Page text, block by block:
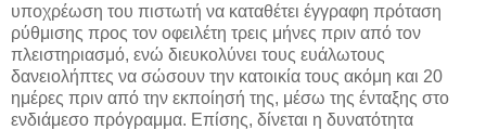
υποχρέωση του πιστωτή να καταθέτει έγγραφη πρόταση
ρύθμισης προς τον οφειλέτη τρεις μήνες πριν από τον
πλειστηριασμό, ενώ διευκολύνει τους ευάλωτους
δανειολήπτες να σώσουν την κατοικία τους ακόμη και 20
ημέρες πριν από την εκποίησή της, μέσω της ένταξης στο
ενδιάμεσο πρόγραμμα. Επίσης, δίνεται η δυνατότητα